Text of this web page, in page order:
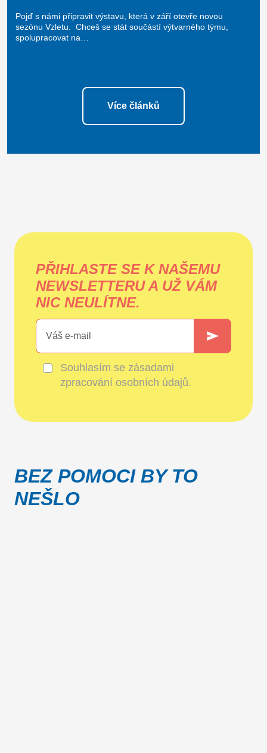
Pojď s námi připravit výstavu, která v září otevře novou
sezónu Vzletu. Chceš se stát součástí výtvarného týmu,
spolupracovat na…
Více článků
PŘIHLASTE SE K NAŠEMU
NEWSLETTERU A UŽ VÁM
NIC NEULÍTNE.
Souhlasím se zásadami
zpracování osobních údajů.
BEZ POMOCI BY TO
NEŠLO